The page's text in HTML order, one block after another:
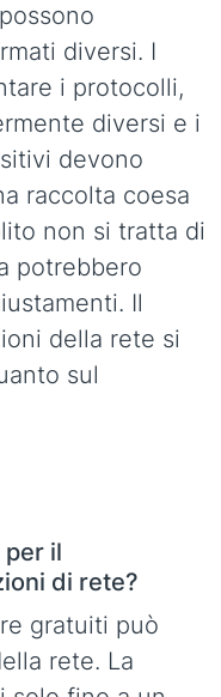
diversi. I
i protocolli,
diversi e i
devono
raccolta coesa
non si tratta di
potrebbero
Il
della rete si
sul
il
di rete?
gratuiti può
rete. La